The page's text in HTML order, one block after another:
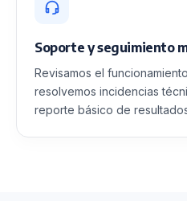
Soporte y seguimiento
Revisamos el
resolvemos incidencias
reporte básico de